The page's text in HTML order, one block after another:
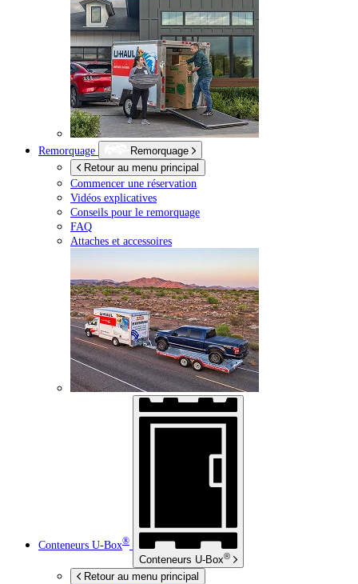
Remorquage
Remorquage
Retour au menu principal
Commencer une réservation
Vidéos explicatives
Conseils pour le remorquage
FAQ
Attaches et accessoires
Conteneurs U-Box®
Conteneurs U-Box®
Retour au menu principal